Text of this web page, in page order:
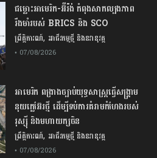
ជម្លោះ​អាមេរិក​-​អ៊ីរ៉ង់​ ​កំពុង​សាកល្បង​ភាព​
រឹងមាំ​របស់​ ​BRICS​ ​និង​ ​SCO​
ព្រឹត្តិការណ៍, អាជីវកម្មថ្មី និងនវានុវត្ត
• 07/08/2026
​អាមេរិក​ ពង្រាងច្បាប់​យុទ្ធសាស្ត្រ​ធ្វើ​សង្គ្រាម​
នុយក្លេអ៊ែរ​ថ្មី ដើម្បីទប់ការគំរាមកំហែងរបស់​
រុស្ស៊ី និងមហាយក្សចិន
ព្រឹត្តិការណ៍, អាជីវកម្មថ្មី និងនវានុវត្ត
• 07/08/2026